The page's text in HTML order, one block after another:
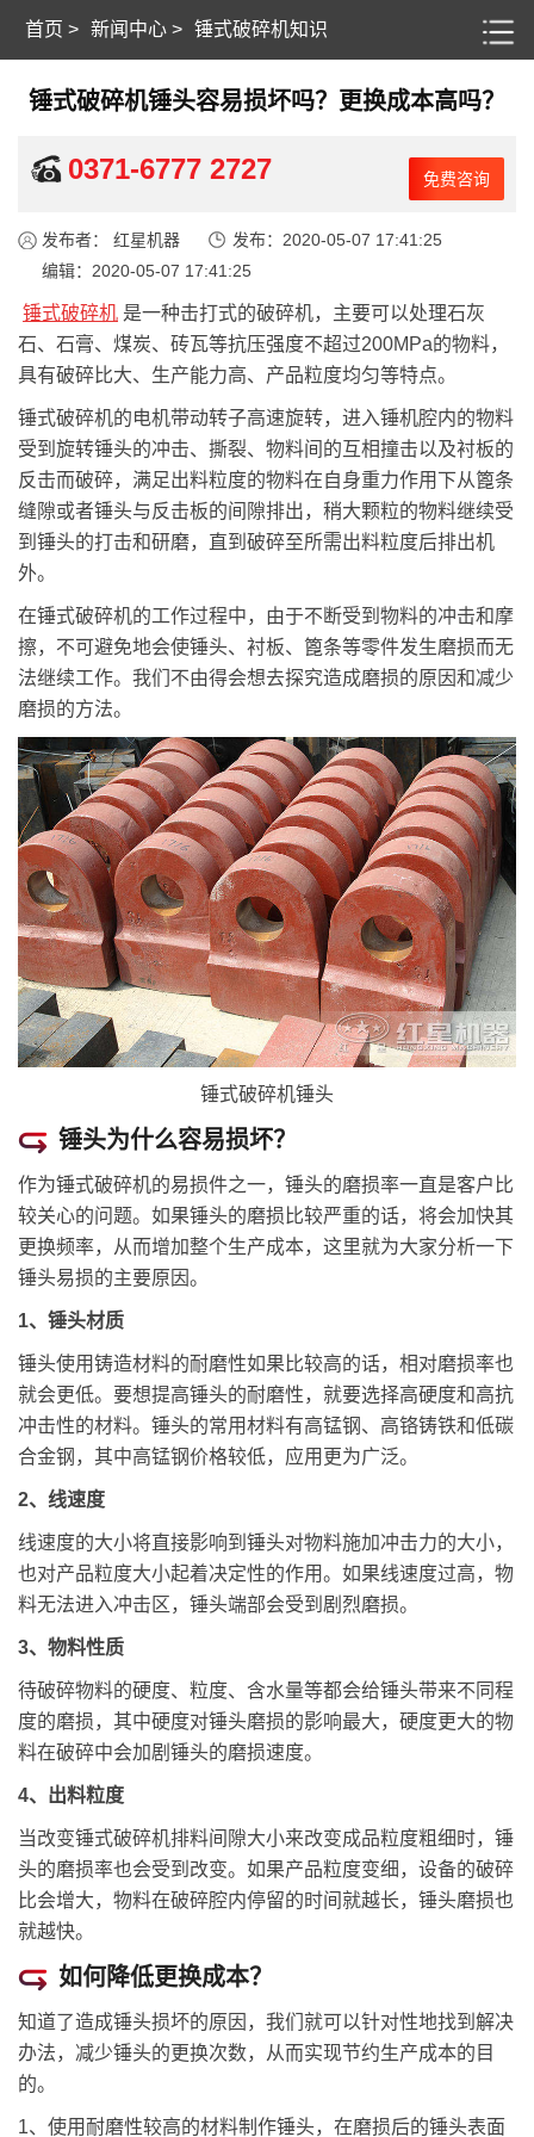
首页 > 新闻中心 > 锤式破碎机知识
锤式破碎机锤头容易损坏吗？更换成本高吗？
0371-6777 2727 免费咨询
发布者： 红星机器
发布：2020-05-07 17:41:25
编辑：2020-05-07 17:41:25
锤式破碎机 是一种击打式的破碎机，主要可以处理石灰
石、石膏、煤炭、砖瓦等抗压强度不超过200MPa的物料，
具有破碎比大、生产能力高、产品粒度均匀等特点。
锤式破碎机的电机带动转子高速旋转，进入锤机腔内的物料
受到旋转锤头的冲击、撕裂、物料间的互相撞击以及衬板的
反击而破碎，满足出料粒度的物料在自身重力作用下从篦条
缝隙或者锤头与反击板的间隙排出，稍大颗粒的物料继续受
到锤头的打击和研磨，直到破碎至所需出料粒度后排出机
外。
在锤式破碎机的工作过程中，由于不断受到物料的冲击和摩
擦，不可避免地会使锤头、衬板、篦条等零件发生磨损而无
法继续工作。我们不由得会想去探究造成磨损的原因和减少
磨损的方法。
锤式破碎机锤头
锤头为什么容易损坏？
作为锤式破碎机的易损件之一，锤头的磨损率一直是客户比
较关心的问题。如果锤头的磨损比较严重的话，将会加快其
更换频率，从而增加整个生产成本，这里就为大家分析一下
锤头易损的主要原因。
1、锤头材质
锤头使用铸造材料的耐磨性如果比较高的话，相对磨损率也
就会更低。要想提高锤头的耐磨性，就要选择高硬度和高抗
冲击性的材料。锤头的常用材料有高锰钢、高铬铸铁和低碳
合金钢，其中高锰钢价格较低，应用更为广泛。
2、线速度
线速度的大小将直接影响到锤头对物料施加冲击力的大小，
也对产品粒度大小起着决定性的作用。如果线速度过高，物
料无法进入冲击区，锤头端部会受到剧烈磨损。
3、物料性质
待破碎物料的硬度、粒度、含水量等都会给锤头带来不同程
度的磨损，其中硬度对锤头磨损的影响最大，硬度更大的物
料在破碎中会加剧锤头的磨损速度。
4、出料粒度
当改变锤式破碎机排料间隙大小来改变成品粒度粗细时，锤
头的磨损率也会受到改变。如果产品粒度变细，设备的破碎
比会增大，物料在破碎腔内停留的时间就越长，锤头磨损也
就越快。
如何降低更换成本？
知道了造成锤头损坏的原因，我们就可以针对性地找到解决
办法，减少锤头的更换次数，从而实现节约生产成本的目
的。
1、使用耐磨性较高的材料制作锤头，在磨损后的锤头表面